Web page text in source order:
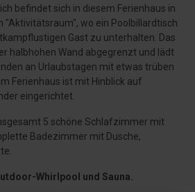
befindet sich in diesem Ferienhaus in
"Aktivitätsraum", wo ein Poolbillardtisch
Gast zu unterhalten. Das
halbhohen Wand abgegrenzt und lädt
an Urlaubstagen mit etwas trüben
Ferienhaus ist mit Hinblick auf
eingerichtet.
5 schöne Schlafzimmer mit
Badezimmer mit Dusche,
Whirlpool und Sauna.